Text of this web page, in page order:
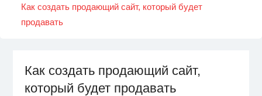
Как создать продающий сайт, который будет
продавать
Как создать продающий сайт,
который будет продавать